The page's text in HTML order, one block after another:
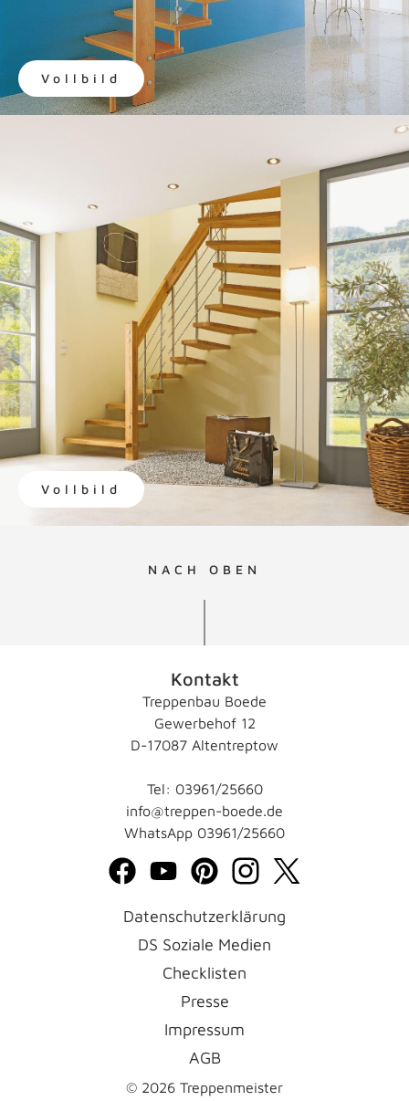
Vollbild
Vollbild
NACH OBEN
Kontakt
Treppenbau Boede
Gewerbehof 12
D-17087 Altentreptow
Tel: 03961/25660
info@treppen-boede.de
WhatsApp 03961/25660
© 2026 Treppenmeister
Datenschutzerklärung
DS Soziale Medien
Checklisten
Presse
Impressum
AGB